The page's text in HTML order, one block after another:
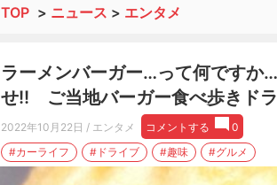
TOP > ニュース > エンタメ
ラーメンバーガー…って何ですか
せ!! ご当地バーガー食べ歩きド
2022年10月22日 / エンタメ コメントする
0
#カーライフ
#ドライブ #趣味 #グルメ